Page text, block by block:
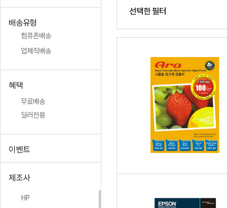
배송유형
컴퓨존배송
업체직배송
혜택
무료배송
딜러전용
이벤트
제조사
HP
선택한 필터